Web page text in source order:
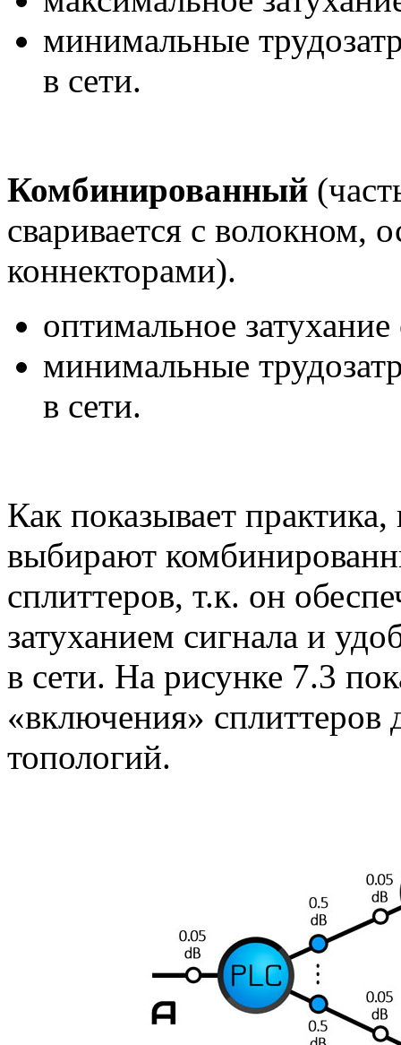
минимальные
в сети.
Комбинированный
сваривается с волокном,
коннекторами).
оптимальное затухание
минимальные
в сети.
Как показывает
выбирают
сплиттеров, т.к. он
затуханием сигнала и
в сети. На рисунке 7.3
«включения»
топологий.